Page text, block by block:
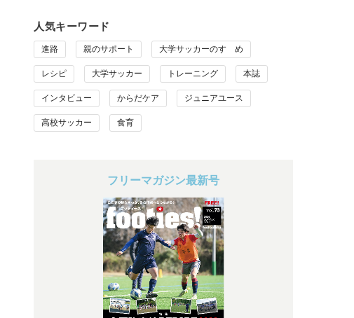
人気キーワード
進路 親のサポート 大学サッカーのすゝめ
レシピ 大学サッカー トレーニング 本誌
インタビュー からだケア ジュニアユース
高校サッカー 食育
フリーマガジン最新号